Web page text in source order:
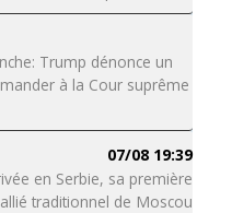
Trump dénonce un
à la Cour suprême
07/08 19:39
en Serbie, sa première
traditionnel de Moscou